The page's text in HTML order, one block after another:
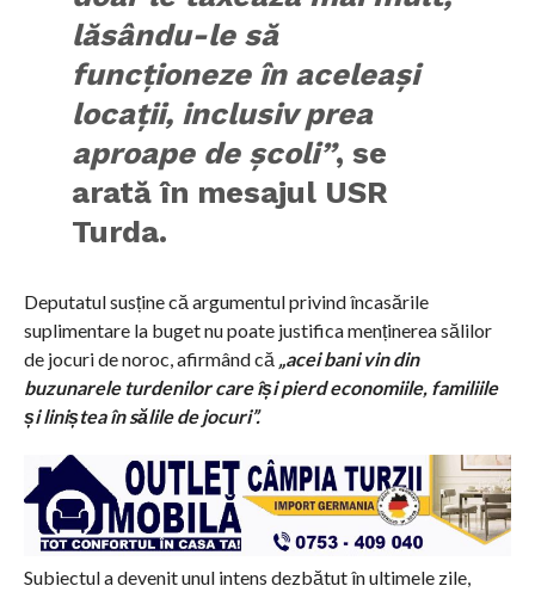
lăsându-le să
funcționeze în aceleași
locații, inclusiv prea
aproape de școli”, se
arată în mesajul USR
Turda.
Deputatul susține că argumentul privind încasările
suplimentare la buget nu poate justifica menținerea sălilor
de jocuri de noroc, afirmând că „acei bani vin din
buzunarele turdenilor care își pierd economiile, familiile
și liniștea în sălile de jocuri”.
Subiectul a devenit unul intens dezbătut în ultimele zile,